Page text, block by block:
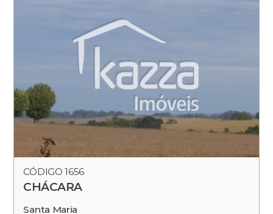
CÓDIGO 1656
CHÁCARA
Santa Maria